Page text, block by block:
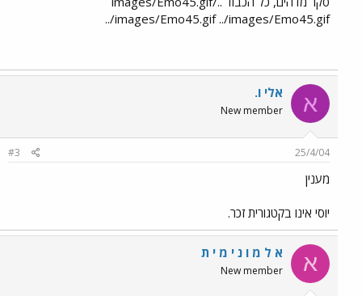
../images/Emo45.gif ../images/Emo45.gif
א אלי ו.
New member
25/4/04
#3
מענין
יוסי אינו בקטגורית זכר.
א א ל מ ו נ י מ י ת
New member